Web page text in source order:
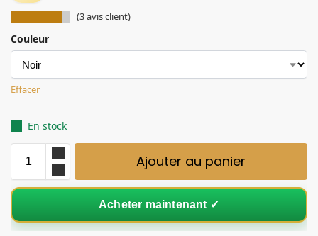
(3avis client)
Couleur
Effacer
En stock
Ajouter au panier
Acheter maintenant ✓